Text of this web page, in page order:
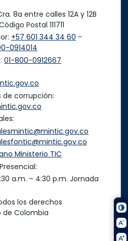
8a entre calles 12A y 12B
Postal 111711
+57 601 344 34 60 -
0914014
01-800-0912667
de corrupción:
Ministerio TIC
a.m. – 4:30 p.m. Jornada
los derechos
de Colombia